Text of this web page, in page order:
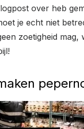
over heb
je echt niet
zoetigheid mag,